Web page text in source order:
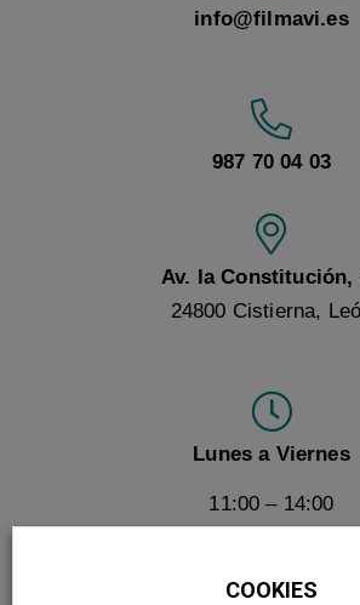
info@filmavi.es
987 70 04 03
Av. la Constitución,
24800 Cistierna,
Lunes a Viernes
11:00 – 14:00
Sábados
COOKIES